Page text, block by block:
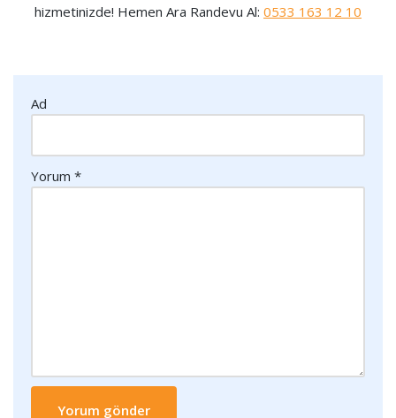
hizmetinizde! Hemen Ara Randevu Al: 0533 163 12 10
Ad
Yorum *